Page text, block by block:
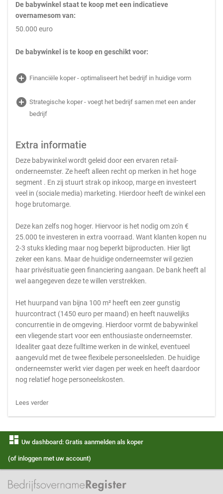
De babywinkel staat te koop met een indicatieve
overnamesom van:
50.000 euro
De babywinkel is te koop en geschikt voor:
add_circle Financiële koper - optimaliseert het bedrijf in huidige vorm
add_circle Strategische koper - voegt het bedrijf samen met een ander
bedrijf
Extra informatie
Deze babywinkel wordt geleid door een ervaren retail-
onderneemster. Ze heeft alleen recht op merken in het hoge
segment . En zij stuurt strak op inkoop, marge en investeert
veel in (sociale media) marketing. Hierdoor heeft de winkel een
hoge brutomarge.
Deze kan zelfs nog hoger. Hiervoor is het nodig om zo'n €
25.000 te investeren in extra voorraad. Want klanten kopen nu
2-3 stuks kleding maar nog beperkt bijproducten. Hier ligt
zeker een kans. Maar de huidige onderneemster wil gezien
haar privésituatie geen financiering aangaan. De bank heeft al
wel aangegeven deze te willen verstrekken.
Het huurpand van bijna 100 m² heeft een zeer gunstig
huurcontract (1450 euro per maand) en heeft nauwelijks
concurrentie in de omgeving. Hierdoor vormt de babywinkel
een vliegende start voor een enthousiaste onderneemster.
Idealiter gaat deze fulltime werken in de winkel, eventueel
aangevuld met de twee flexibele personeelsleden. De huidige
onderneemster werkt vier dagen per week en heeft daardoor
nog relatief hoge personeelskosten.
Lees verder
dashboard Uw dashboard: Gratis aanmelden als koper
(of inloggen met uw account)